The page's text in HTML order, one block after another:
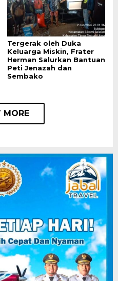
Tergerak oleh Duka
Keluarga Miskin, Frater
Herman Salurkan Bantuan
Peti Jenazah dan
Sembako
MORE